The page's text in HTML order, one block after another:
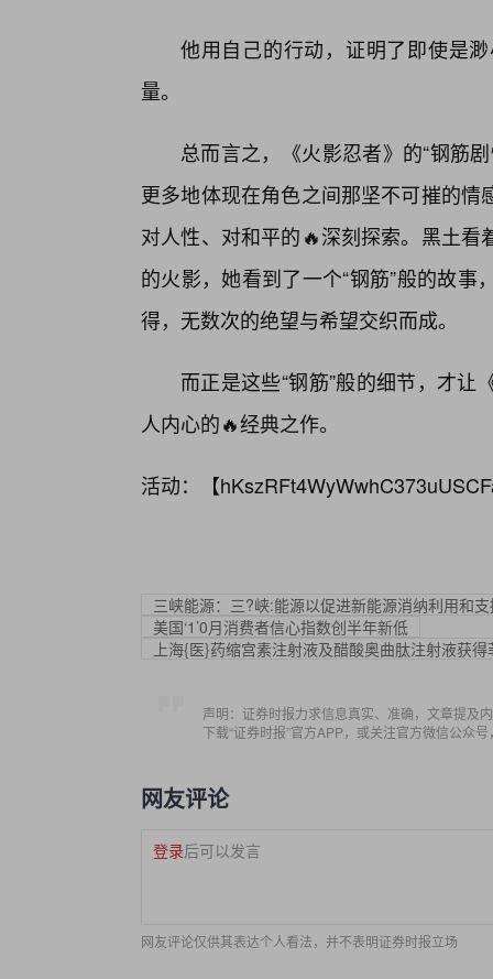
他用自己的行动，证明了即使是
量。
总而言之，《火影忍者》的“钢筋
更多地体现在角色之间那坚不可摧的
对人性、对和平的🔥深刻探索。黑土
的火影，她看到了一个“钢筋”般的故
得，无数次的绝望与希望交织而成。
而正是这些“钢筋”般的细节，才
人内心的🔥经典之作。
活动：【
三峡能源：三?峡:能源以促进新能源消纳利用和
美国‘1’0月消费者信心指数创半年新低
上海{医}药缩宫素注射液及醋酸奥曲肽注射液获
声明：证券时报力求信息真实、准确，文章提及
下载“证券时报”官方APP，或关注官方微信公众
网友评论
登录后可以发言
网友评论仅供其表达个人看法，并不表明证券时报立场